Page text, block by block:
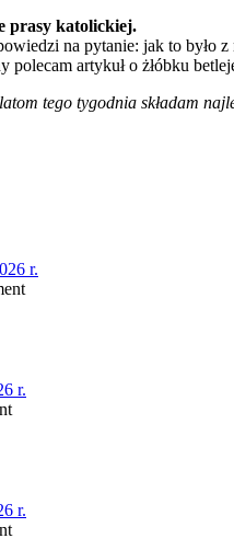
prasy katolickiej.
na pytanie: jak to było
artykuł o żłóbku
tego tygodnia składam
r.
r.
r.